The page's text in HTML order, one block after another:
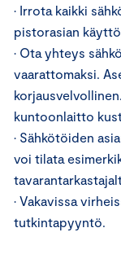
• Irrota kaikki
pistorasian
• Ota yhteys
vaarattomaksi.
kuntoonlaitto
• Sähkötöiden
voi tilata
• Vakavissa
tutkintapyyntö.